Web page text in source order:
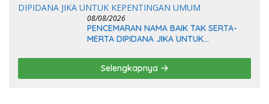
08/08/2026
PENCEMARAN NAMA BAIK TAK SERTA-
MERTA DIPIDANA JIKA UNTUK
Selengkapnya